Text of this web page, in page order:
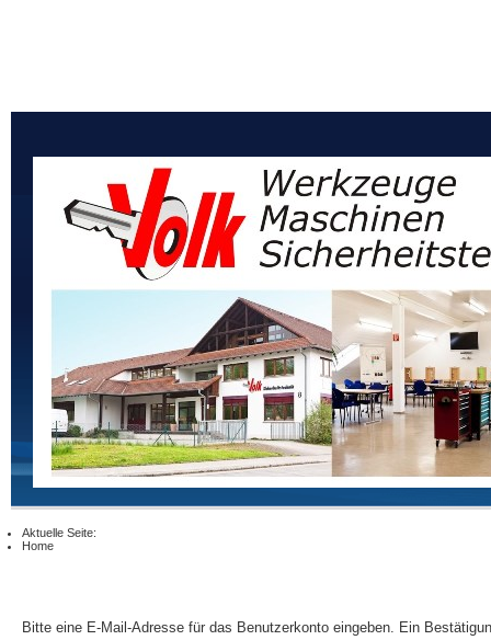
Aktuelle Seite:
Home
Bitte eine E-Mail-Adresse für das Benutzerkonto eingeben. Ein